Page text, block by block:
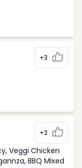
+3
+2
Veggi Chicken
BBQ Mixed